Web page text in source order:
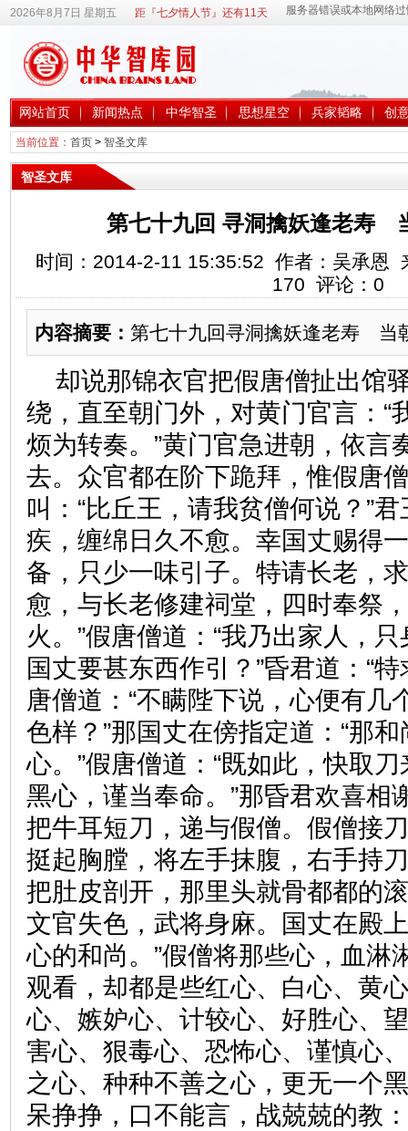
2026年8月7日 星期五 距『七夕情人节』还有11天
网站首页 新闻热点 中华智圣 思想星空 兵家韬略 创
当前位置： 首页> 智圣文库
智圣文库
第七十九回 寻洞擒妖逢老寿
时间：2014-2-11 15:35:52 作者：吴承恩
170 评论： 0
内容摘要： 第七十九回寻洞擒妖逢老寿 当
却说那锦衣官把假唐僧扯出馆
绕，直至朝门外，对黄门官言：“
烦为转奏。”黄门官急进朝，依言
去。众官都在阶下跪拜，惟假唐
叫：“比丘王，请我贫僧何说？”
疾，缠绵日久不愈。幸国丈赐得
备，只少一味引子。特请长老，
愈，与长老修建祠堂，四时奉祭
火。”假唐僧道：“我乃出家人，
国丈要甚东西作引？”昏君道：“
唐僧道：“不瞒陛下说，心便有几
色样？”那国丈在傍指定道：“那
心。”假唐僧道：“既如此，快取
黑心，谨当奉命。”那昏君欢喜相
把牛耳短刀，递与假僧。假僧接
挺起胸膛，将左手抹腹，右手持
把肚皮剖开，那里头就骨都都的
文官失色，武将身麻。国丈在殿
心的和尚。”假僧将那些心，血淋
观看，却都是些红心、白心、黄
心、嫉妒心、计较心、好胜心、
害心、狠毒心、恐怖心、谨慎心
之心、种种不善之心，更无一个
呆挣挣，口不能言，战兢兢的教